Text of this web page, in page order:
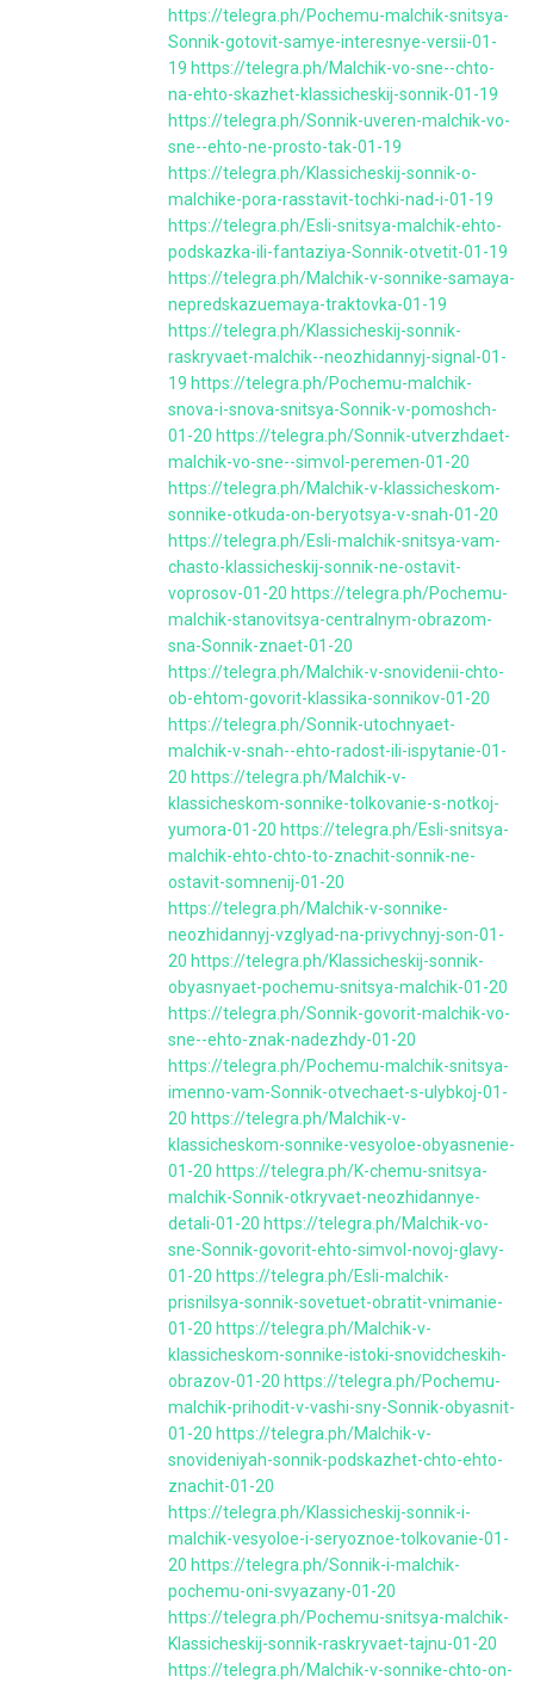
https://telegra.ph/Pochemu-malchik-snitsya-
Sonnik-gotovit-samye-interesnye-versii-01-
19 https://telegra.ph/Malchik-vo-sne--chto-
na-ehto-skazhet-klassicheskij-sonnik-01-19
https://telegra.ph/Sonnik-uveren-malchik-vo-
sne--ehto-ne-prosto-tak-01-19
https://telegra.ph/Klassicheskij-sonnik-o-
malchike-pora-rasstavit-tochki-nad-i-01-19
https://telegra.ph/Esli-snitsya-malchik-ehto-
podskazka-ili-fantaziya-Sonnik-otvetit-01-19
https://telegra.ph/Malchik-v-sonnike-samaya-
nepredskazuemaya-traktovka-01-19
https://telegra.ph/Klassicheskij-sonnik-
raskryvaet-malchik--neozhidannyj-signal-01-
19 https://telegra.ph/Pochemu-malchik-
snova-i-snova-snitsya-Sonnik-v-pomoshch-
01-20 https://telegra.ph/Sonnik-utverzhdaet-
malchik-vo-sne--simvol-peremen-01-20
https://telegra.ph/Malchik-v-klassicheskom-
sonnike-otkuda-on-beryotsya-v-snah-01-20
https://telegra.ph/Esli-malchik-snitsya-vam-
chasto-klassicheskij-sonnik-ne-ostavit-
voprosov-01-20 https://telegra.ph/Pochemu-
malchik-stanovitsya-centralnym-obrazom-
sna-Sonnik-znaet-01-20
https://telegra.ph/Malchik-v-snovidenii-chto-
ob-ehtom-govorit-klassika-sonnikov-01-20
https://telegra.ph/Sonnik-utochnyaet-
malchik-v-snah--ehto-radost-ili-ispytanie-01-
20 https://telegra.ph/Malchik-v-
klassicheskom-sonnike-tolkovanie-s-notkoj-
yumora-01-20 https://telegra.ph/Esli-snitsya-
malchik-ehto-chto-to-znachit-sonnik-ne-
ostavit-somnenij-01-20
https://telegra.ph/Malchik-v-sonnike-
neozhidannyj-vzglyad-na-privychnyj-son-01-
20 https://telegra.ph/Klassicheskij-sonnik-
obyasnyaet-pochemu-snitsya-malchik-01-20
https://telegra.ph/Sonnik-govorit-malchik-vo-
sne--ehto-znak-nadezhdy-01-20
https://telegra.ph/Pochemu-malchik-snitsya-
imenno-vam-Sonnik-otvechaet-s-ulybkoj-01-
20 https://telegra.ph/Malchik-v-
klassicheskom-sonnike-vesyoloe-obyasnenie-
01-20 https://telegra.ph/K-chemu-snitsya-
malchik-Sonnik-otkryvaet-neozhidannye-
detali-01-20 https://telegra.ph/Malchik-vo-
sne-Sonnik-govorit-ehto-simvol-novoj-glavy-
01-20 https://telegra.ph/Esli-malchik-
prisnilsya-sonnik-sovetuet-obratit-vnimanie-
01-20 https://telegra.ph/Malchik-v-
klassicheskom-sonnike-istoki-snovidcheskih-
obrazov-01-20 https://telegra.ph/Pochemu-
malchik-prihodit-v-vashi-sny-Sonnik-obyasnit-
01-20 https://telegra.ph/Malchik-v-
snovideniyah-sonnik-podskazhet-chto-ehto-
znachit-01-20
https://telegra.ph/Klassicheskij-sonnik-i-
malchik-vesyoloe-i-seryoznoe-tolkovanie-01-
20 https://telegra.ph/Sonnik-i-malchik-
pochemu-oni-svyazany-01-20
https://telegra.ph/Pochemu-snitsya-malchik-
Klassicheskij-sonnik-raskryvaet-tajnu-01-20
https://telegra.ph/Malchik-v-sonnike-chto-on-